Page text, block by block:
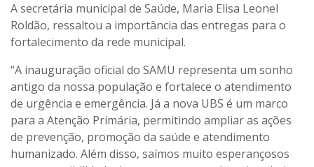
A secretária municipal de Saúde, Maria Elisa Leonel
Roldão, ressaltou a importância das entregas para o
fortalecimento da rede municipal.
“A inauguração oficial do SAMU representa um sonho
antigo da nossa população e fortalece o atendimento
de urgência e emergência. Já a nova UBS é um marco
para a Atenção Primária, permitindo ampliar as ações
de prevenção, promoção da saúde e atendimento
humanizado. Além disso, saímos muito esperançosos